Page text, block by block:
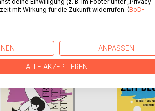
TITEL BEIBoD
deine Einwilligung (z. B. im Footer unter „Privacy-
mit Wirkung für die Zukunft widerrufen. (BoD-
ANPASSEN
ALLE AKZEPTIEREN